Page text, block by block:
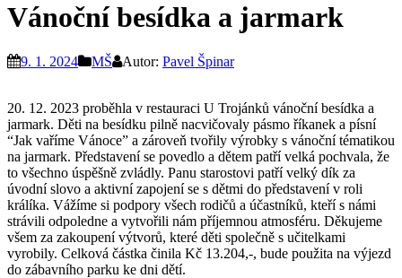
Vánoční besídka a jarmark
9. 1. 2024 MŠ Autor: Pavel Špinar
20. 12. 2023 proběhla v restauraci U Trojánků vánoční besídka a
jarmark. Děti na besídku pilně nacvičovaly pásmo říkanek a písní
“Jak vaříme Vánoce” a zároveň tvořily výrobky s vánoční tématikou
na jarmark. Představení se povedlo a dětem patří velká pochvala, že
to všechno úspěšně zvládly. Panu starostovi patří velký dík za
úvodní slovo a aktivní zapojení se s dětmi do představení v roli
králíka. Vážíme si podpory všech rodičů a účastníků, kteří s námi
strávili odpoledne a vytvořili nám příjemnou atmosféru. Děkujeme
všem za zakoupení výtvorů, které děti společně s učitelkami
vyrobily. Celková částka činila Kč 13.204,-, bude použita na výjezd
do zábavního parku ke dni dětí.